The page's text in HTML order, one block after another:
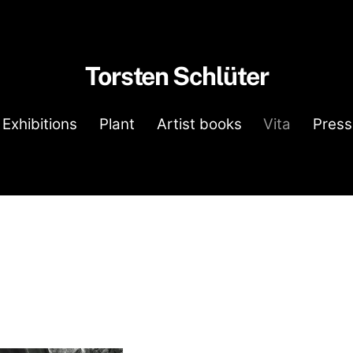
Torsten Schlüter
Exhibitions Plant Artist books Vita Press